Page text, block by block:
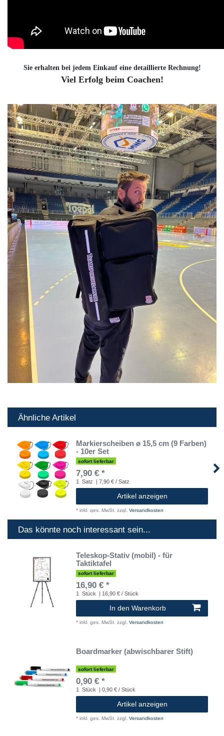
Sie erhalten bei jedem Einkauf eine detaillierte Rechnung!
Viel Erfolg beim Coachen!
Ähnliche Artikel
Markierscheiben ø 15,5 cm (9 Farben)
- 10er Set
sofort lieferbar
7,90 € *
1 Satz | 7,90 € / Satz
Artikel anzeigen
* inkl. ges. MwSt. zzgl. Versandkosten
Das könnte noch interessant sein...
Teleskop-Stativ (mobil) - für
Taktiktafel
sofort lieferbar
16,90 € *
1 Stück | 16,90 € / Stück
In den Warenkorb
* inkl. ges. MwSt. zzgl. Versandkosten
Boardmarker (abwischbarer Stift)
sofort lieferbar
0,90 € *
1 Stück | 0,90 € / Stück
Artikel anzeigen
* inkl. ges. MwSt. zzgl. Versandkosten